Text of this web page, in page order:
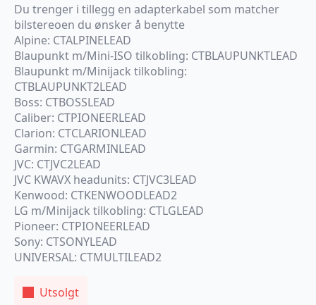
Du trenger i tillegg en adapterkabel som matcher
bilstereoen du ønsker å benytte
Alpine: CTALPINELEAD
Blaupunkt m/Mini-ISO tilkobling: CTBLAUPUNKTLEAD
Blaupunkt m/Minijack tilkobling:
CTBLAUPUNKT2LEAD
Boss: CTBOSSLEAD
Caliber: CTPIONEERLEAD
Clarion: CTCLARIONLEAD
Garmin: CTGARMINLEAD
JVC: CTJVC2LEAD
JVC KWAVX headunits: CTJVC3LEAD
Kenwood: CTKENWOODLEAD2
LG m/Minijack tilkobling: CTLGLEAD
Pioneer: CTPIONEERLEAD
Sony: CTSONYLEAD
UNIVERSAL: CTMULTILEAD2
Utsolgt